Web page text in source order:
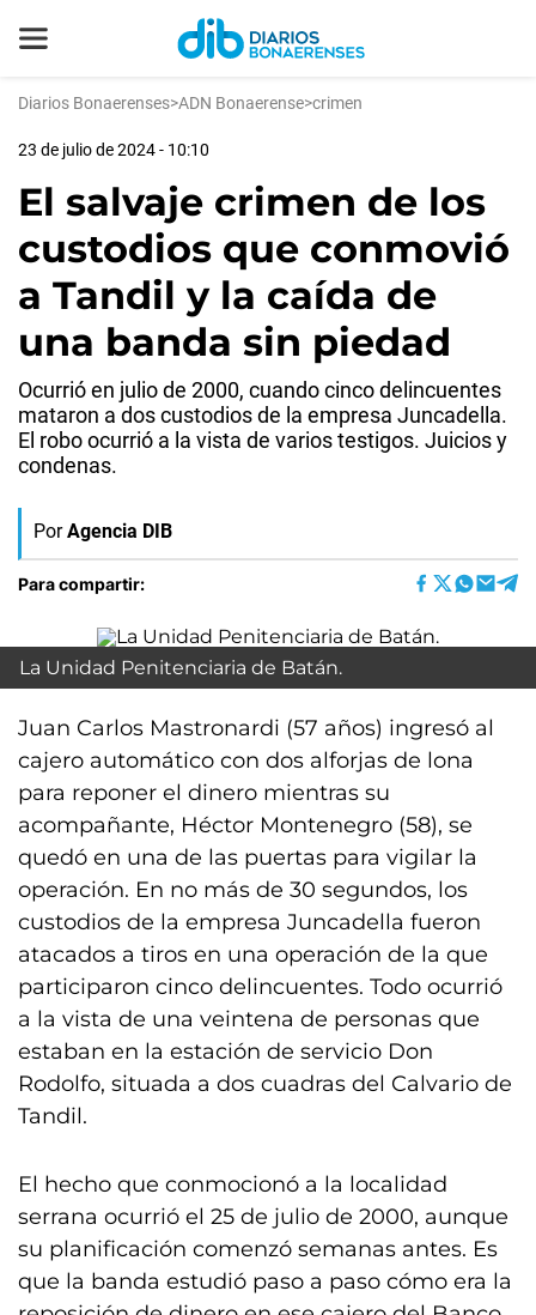
Diarios Bonaerenses>ADN Bonaerense>crimen
23 de julio de 2024 - 10:10
El salvaje crimen de los
custodios que conmovió
a Tandil y la caída de
una banda sin piedad
Ocurrió en julio de 2000, cuando cinco delincuentes
mataron a dos custodios de la empresa Juncadella.
El robo ocurrió a la vista de varios testigos. Juicios y
condenas.
Por Agencia DIB
Para compartir:
La Unidad Penitenciaria de Batán.
Juan Carlos Mastronardi (57 años) ingresó al
cajero automático con dos alforjas de lona
para reponer el dinero mientras su
acompañante, Héctor Montenegro (58), se
quedó en una de las puertas para vigilar la
operación. En no más de 30 segundos, los
custodios de la empresa Juncadella fueron
atacados a tiros en una operación de la que
participaron cinco delincuentes. Todo ocurrió
a la vista de una veintena de personas que
estaban en la estación de servicio Don
Rodolfo, situada a dos cuadras del Calvario de
Tandil.
El hecho que conmocionó a la localidad
serrana ocurrió el 25 de julio de 2000, aunque
su planificación comenzó semanas antes. Es
que la banda estudió paso a paso cómo era la